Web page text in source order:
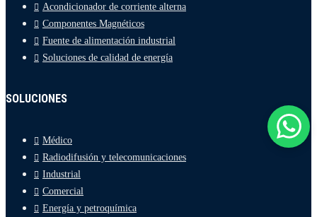
Acondicionador de corriente alterna
Componentes Magnéticos
Fuente de alimentación industrial
Soluciones de calidad de energía
SOLUCIONES
Médico
Radiodifusión y telecomunicaciones
Industrial
Comercial
Energía y petroquímica